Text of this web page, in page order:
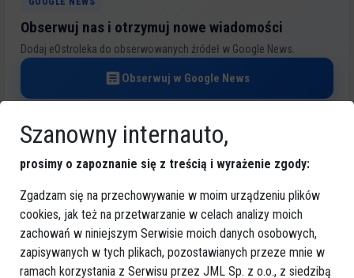
Obserwuj nas i otrzymuj nowe wiadomości
Dodaj eOstroleka do obserwowanych źródeł w Google News.
Obserwuj w Google News
Więcej o:Ostrołęka, rada miasta,Zakład Pielęgnacyjno
Szanowny internauto,
prosimy o zapoznanie się z treścią i wyrażenie zgody:
Zgadzam się na przechowywanie w moim urządzeniu plików
cookies, jak też na przetwarzanie w celach analizy moich
zachowań w niniejszym Serwisie moich danych osobowych,
zapisywanych w tych plikach, pozostawianych przeze mnie w
ramach korzystania z Serwisu przez JML Sp. z o.o., z siedzibą